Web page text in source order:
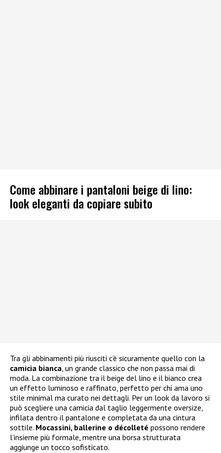
Come abbinare i pantaloni beige di lino:
look eleganti da copiare subito
Tra gli abbinamenti più riusciti c’è sicuramente quello con la
camicia bianca, un grande classico che non passa mai di
moda. La combinazione tra il beige del lino e il bianco crea
un effetto luminoso e raffinato, perfetto per chi ama uno
stile minimal ma curato nei dettagli. Per un look da lavoro si
può scegliere una camicia dal taglio leggermente oversize,
infilata dentro il pantalone e completata da una cintura
sottile. Mocassini, ballerine o décolleté possono rendere
l’insieme più formale, mentre una borsa strutturata
aggiunge un tocco sofisticato.